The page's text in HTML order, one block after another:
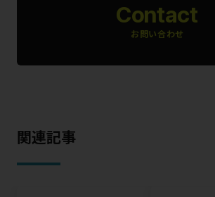
Contact
お問い合わせ
関連記事